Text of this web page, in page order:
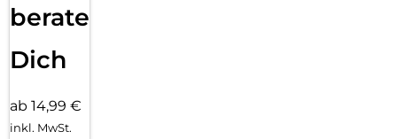
beraten
Dich
ab 14,99 €
inkl. MwSt.